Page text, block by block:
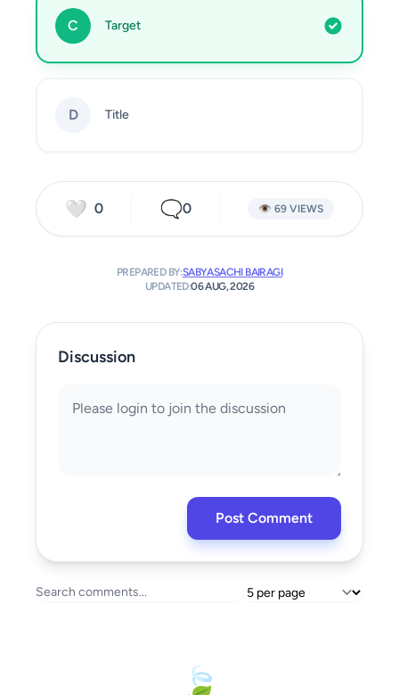
C Target
D Title
🤍 0 🗨️0 👁️ 69 VIEWS
PREPARED BY:SABYASACHI BAIRAGI
UPDATED:06 AUG, 2026
Discussion
Post Comment
🍃